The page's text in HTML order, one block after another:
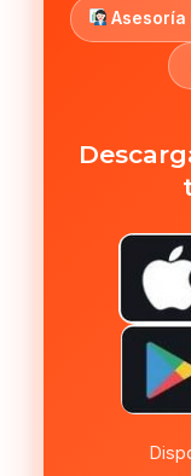
Asesoría